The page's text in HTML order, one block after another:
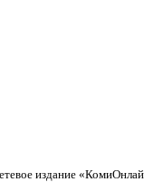
издание